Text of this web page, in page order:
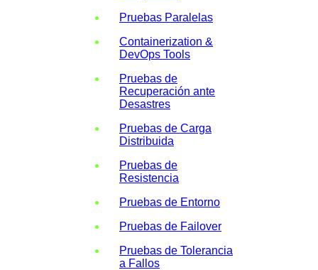
Pruebas Paralelas
Containerization &
DevOps Tools
Pruebas de
Recuperación ante
Desastres
Pruebas de Carga
Distribuida
Pruebas de
Resistencia
Pruebas de Entorno
Pruebas de Failover
Pruebas de Tolerancia
a Fallos